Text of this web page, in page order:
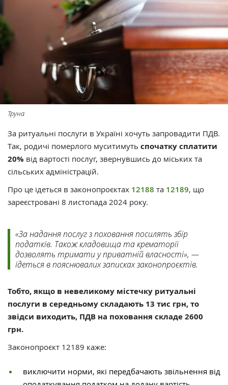
Труна
За ритуальні послуги в Україні хочуть запровадити ПДВ.
Так, родичі померлого муситимуть спочатку сплатити
20% від вартості послуг, звернувшись до міських та
сільських адміністрацій.
Про це ідеться в законопроєктах 12188 та 12189, що
зареєстровані 8 листопада 2024 року.
«За надання послуг з поховання посилять збір
податків. Також кладовища та крематорії
дозволять тримати у приватній власності», —
ідеться в пояснювалих записках законопроєктів.
Тобто, якщо в невеликому містечку ритуальні
послуги в середньому складають 13 тис грн, то
звідси виходить, ПДВ на поховання складе 2600
грн.
Законопроєкт 12189 каже:
виключити норми, які передбачають звільнення від